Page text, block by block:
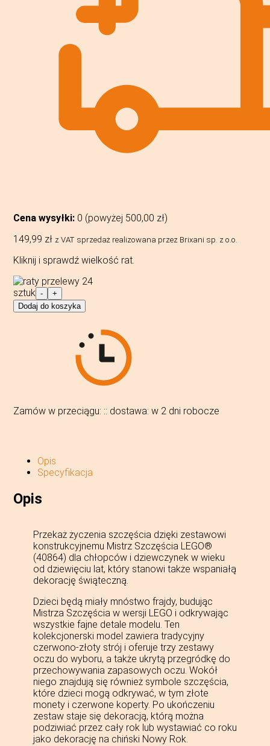
Cena wysyłki: 0 (powyżej 500,00 zł)
149,99 zł z VAT sprzedaż realizowana przez Brixani sp. z o.o.
Kliknij i sprawdź wielkość rat.
ilość
LEGO® 40864
Inne
sztuk -
+
Dodaj do koszyka
Zamów w przeciągu: :: dostawa:w 2 dni robocze
Opis
Specyfikacja
Opis
Przekaż życzenia szczęścia dzięki zestawowi
konstrukcyjnemu Mistrz Szczęścia LEGO®
(40864) dla chłopców i dziewczynek w wieku
od dziewięciu lat, który stanowi także wspaniałą
dekorację świąteczną.
Dzieci będą miały mnóstwo frajdy, budując
Mistrza Szczęścia w wersji LEGO i odkrywając
wszystkie fajne detale modelu. Ten
kolekcjonerski model zawiera tradycyjny
czerwono-złoty strój i oferuje trzy zestawy
oczu do wyboru, a także ukrytą przegródkę do
przechowywania zapasowych oczu. Wokół
niego znajdują się również symbole szczęścia,
które dzieci mogą odkrywać, w tym złote
monety i czerwone koperty. Po ukończeniu
zestaw staje się dekoracją, którą można
podziwiać przez cały rok lub wystawiać co roku
jako dekorację na chiński Nowy Rok.